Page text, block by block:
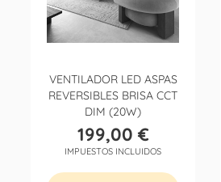
VENTILADOR LED ASPAS
REVERSIBLES BRISA CCT
DIM (20W)
Precio
199,00 €
IMPUESTOS INCLUIDOS